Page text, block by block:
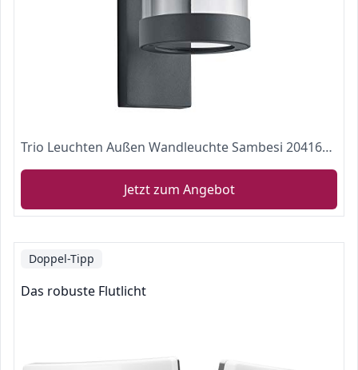
Trio Leuchten Außen Wandleuchte Sambesi 204160142, Alumniumguss Anthrazit , Acryl klar, exkl. 1 x E27
Jetzt zum Angebot
Doppel-Tipp
Das robuste Flutlicht